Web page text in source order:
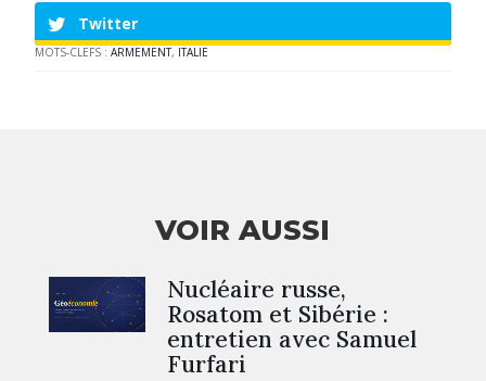
Twitter
MOTS-CLEFS :ARMEMENT, ITALIE
VOIR AUSSI
Nucléaire russe,
Rosatom et Sibérie :
entretien avec Samuel
Furfari